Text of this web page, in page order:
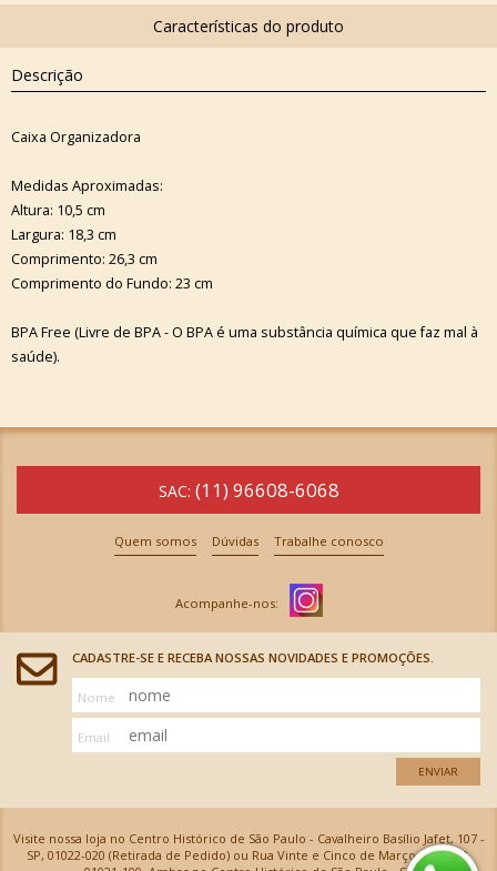
Descrição
Caixa Organizadora
Medidas Aproximadas:
Altura: 10,5 cm
Largura: 18,3 cm
Comprimento: 26,3 cm
Comprimento do Fundo: 23 cm
BPA Free (Livre de BPA - O BPA é uma substância química que faz mal à
saúde).
SAC: (11) 96608-6068
Quem somos Dúvidas Trabalhe conosco
CADASTRE-SE E RECEBA NOSSAS NOVIDADES E PROMOÇÕES.
Nome
Email
ENVIAR
Visite nossa loja no Centro Histórico de São Paulo - Cavalheiro Basílio Jafet, 107 -
SP, 01022-020 (Retirada de Pedido) ou Rua Vinte e Cinco de Março, 576 - SP,